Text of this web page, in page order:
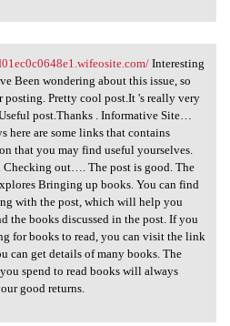
Interesting
Been wondering about this issue, so
posting. Pretty cool post.It 's really very
post.Thanks . Informative Site…
here are some links that contains
that you may find useful yourselves.
Checking out…. The post is good. The
Bringing up books. You can find
with the post, which will help you
the books discussed in the post. If you
for books to read, you can visit the link
can get details of many books. The
spend to read books will always
good returns.